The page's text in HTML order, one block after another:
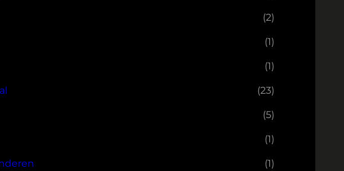
(2)
(1)
(1)
(23)
(5)
(1)
(1)